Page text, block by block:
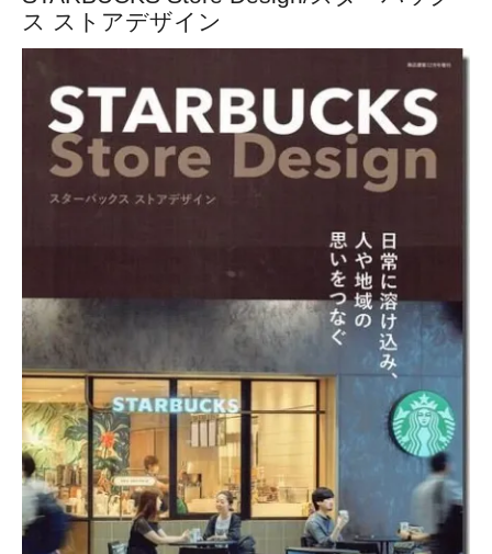
ス ストアデザイン